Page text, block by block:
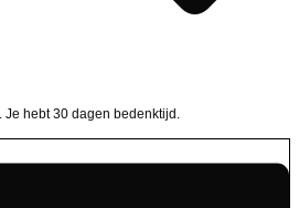
Je hebt 30 dagen bedenktijd.